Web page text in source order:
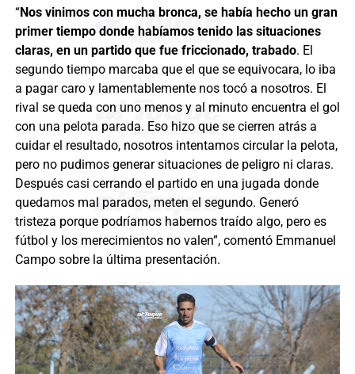
“Nos vinimos con mucha bronca, se había hecho un gran
primer tiempo donde habíamos tenido las situaciones
claras, en un partido que fue friccionado, trabado. El
segundo tiempo marcaba que el que se equivocara, lo iba
a pagar caro y lamentablemente nos tocó a nosotros. El
rival se queda con uno menos y al minuto encuentra el gol
con una pelota parada. Eso hizo que se cierren atrás a
cuidar el resultado, nosotros intentamos circular la pelota,
pero no pudimos generar situaciones de peligro ni claras.
Después casi cerrando el partido en una jugada donde
quedamos mal parados, meten el segundo. Generó
tristeza porque podríamos habernos traído algo, pero es
fútbol y los merecimientos no valen”, comentó Emmanuel
Campo sobre la última presentación.